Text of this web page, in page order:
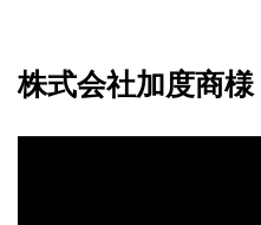
株式会社加度商様